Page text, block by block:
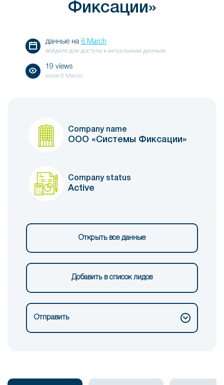
Фиксации»
данные на 6 March
войдите для доступа к актуальным данным
19 views
since 6 March
Company name
ООО «Системы Фиксации»
Company status
Active
Открыть все данные
Добавить в список лидов
Отправить